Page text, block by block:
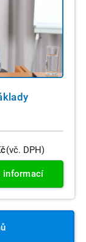
(vč. DPH)
informací